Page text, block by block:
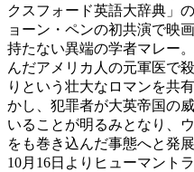
クスフォード英語大辞典」
ョーン・ペンの初共演で映
持たない異端の学者マレー
んだアメリカ人の元軍医で
りという壮大なロマンを共
かし、犯罪者が大英帝国の
いることが明るみとなり、
をも巻き込んだ事態へと発
10月16日よりヒューマント